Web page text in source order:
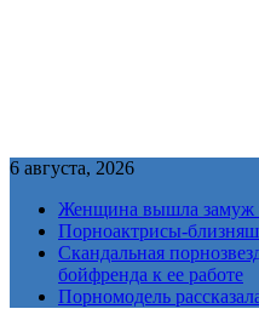
6 августа, 2026
Женщина вышла замуж
Порноактрисы-
Скандальная
бойфренда к ее работе
Порномодель